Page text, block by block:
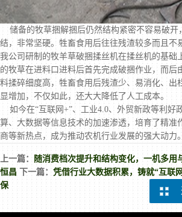
储备的牧草捆解捆后仍然结构紧密不容易破开
结，非常坚硬。牲畜食用后往往残渣较多而且不
我公司研制的牧羊草破捆揉丝机在揉丝机的基础
的牧草在进料口进料后首先完成破捆作业，而后
料揉碎细度高，牲畜食用后残渣少、易消化、出
显增加，不仅如此，还大大降低了人工成本。
如今在“互联网+”、工业4.0、外贸新政等利好
算、大数据等信息技术的加速渗透，培育了精准
商等新热点，成为推动农机行业发展的强大动力。
上一篇： 随消费档次提升和结构变化，一机多
恒昌下一篇： 凭借行业大数据积累，铸就“互联
保